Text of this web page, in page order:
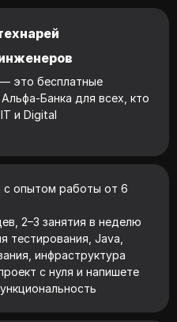
— это бесплатные
Банка для всех, кто
и Digital
с опытом работы от 6
2–3 занятия в неделю
тестирования, Java,
инфраструктура
с нуля и напишете